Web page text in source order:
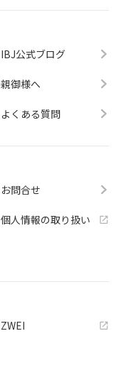
IBJ公式ブログ
親御様へ
よくある質問
お問合せ
個人情報の取り扱い
ZWEI